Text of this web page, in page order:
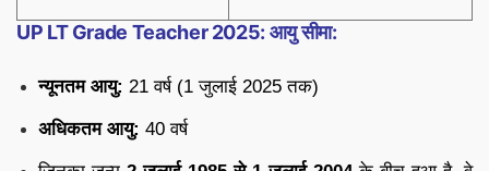
UP LT Grade Teacher 2025: आयु सीमा:
न्यूनतम आयु: 21 वर्ष (1 जुलाई 2025 तक)
अधिकतम आयु: 40 वर्ष